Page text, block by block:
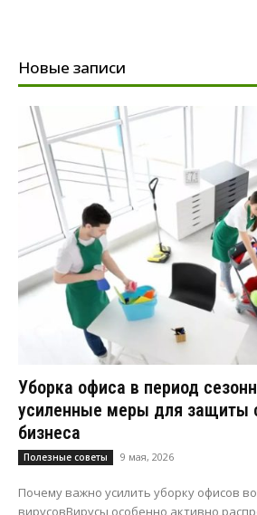
Новые записи
Уборка офиса в период
усиленные меры для защиты
бизнеса
Полезные советы 9 мая, 2026
Почему важно усилить уборку офисов
вирусовВирусы особенно активно